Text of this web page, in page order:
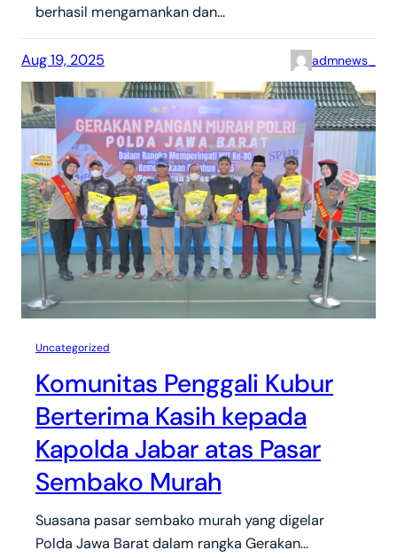
berhasil mengamankan dan…
Aug 19, 2025 admnews_
Uncategorized
Komunitas Penggali Kubur
Berterima Kasih kepada
Kapolda Jabar atas Pasar
Sembako Murah
Suasana pasar sembako murah yang digelar
Polda Jawa Barat dalam rangka Gerakan…